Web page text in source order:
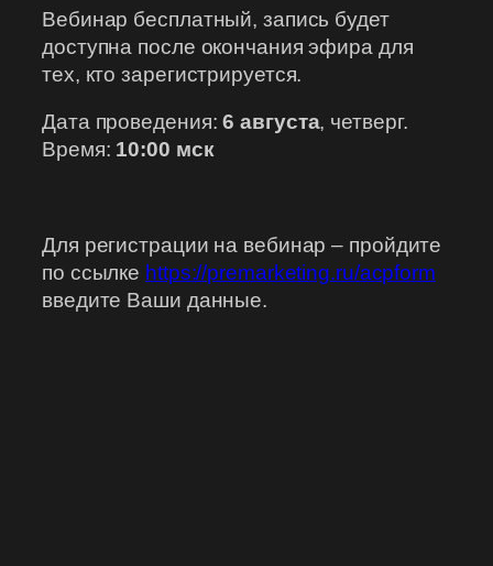
Вебинар бесплатный, запись будет
доступна после окончания эфира для
тех, кто зарегистрируется.
Дата проведения:6 августа, четверг.
Время: 10:00 мск
Для регистрации на вебинар – пройдите
по ссылке https://premarketing.ru/acpform
введите Ваши данные.